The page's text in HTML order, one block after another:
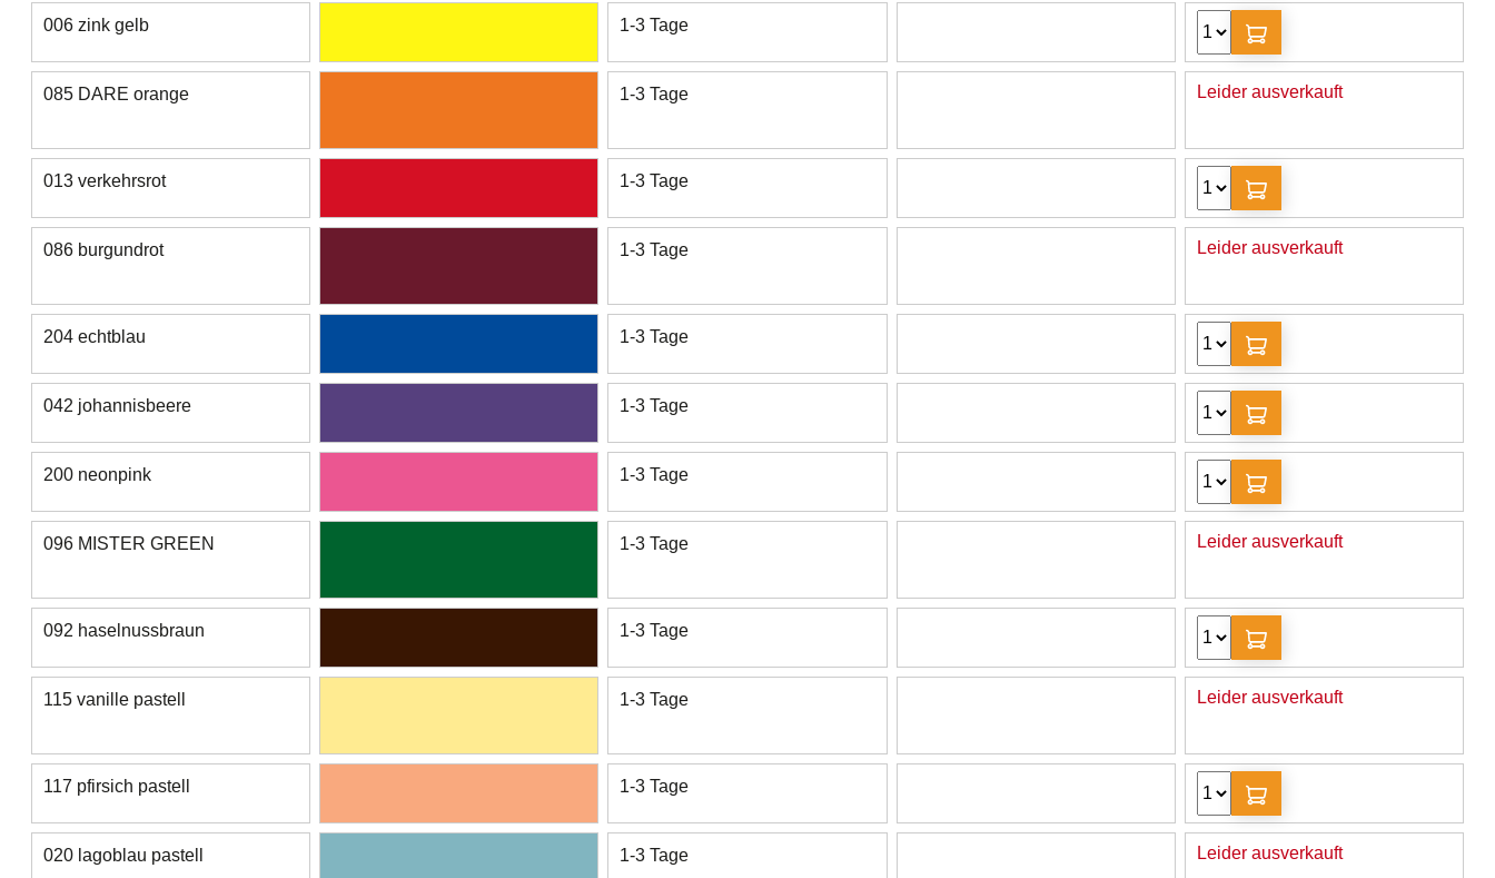
006 zink gelb 1-3 Tage
085 DARE orange 1-3 Tage Leider ausverkauft
013 verkehrsrot 1-3 Tage
086 burgundrot 1-3 Tage Leider ausverkauft
204 echtblau 1-3 Tage
042 johannisbeere 1-3 Tage
200 neonpink 1-3 Tage
096 MISTER GREEN 1-3 Tage Leider ausverkauft
092 haselnussbraun 1-3 Tage
115 vanille pastell 1-3 Tage Leider ausverkauft
117 pfirsich pastell 1-3 Tage
020 lagoblau pastell 1-3 Tage Leider ausverkauft